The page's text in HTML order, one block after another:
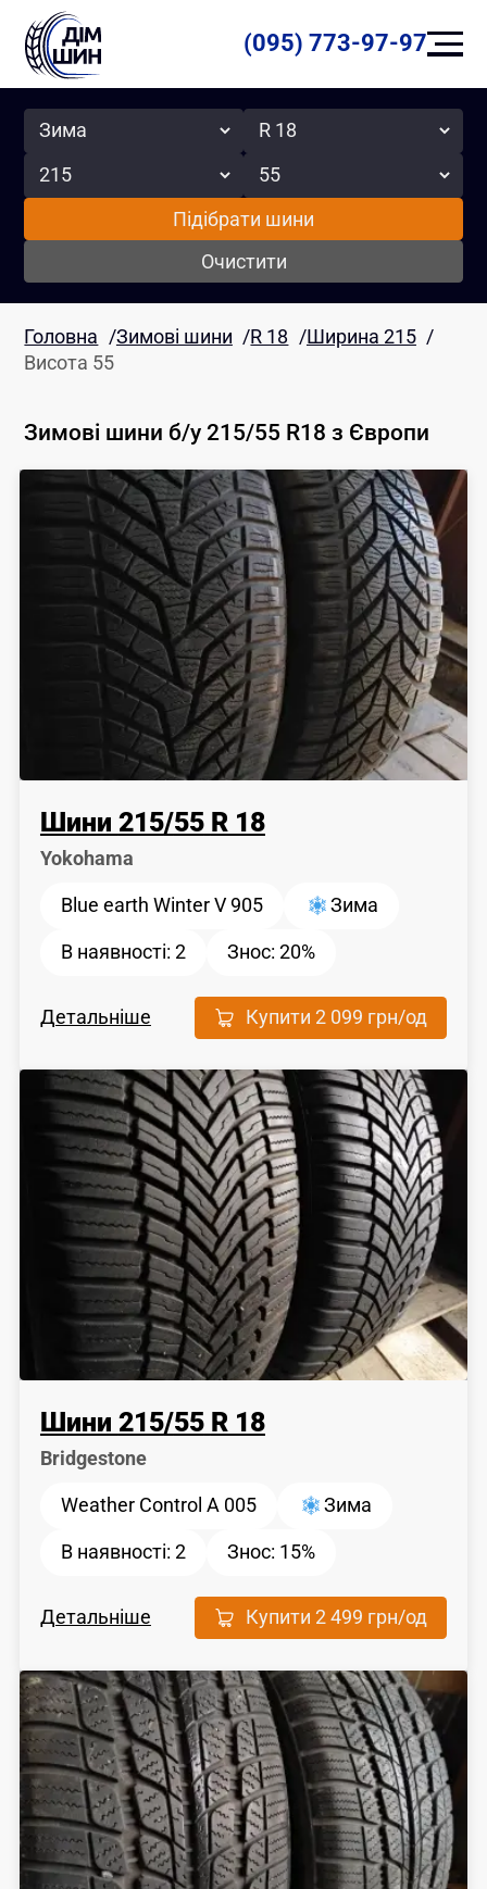
(095) 773-97-97
Сезон Радіус
Ширина Висота
Підібрати шини
Очистити
Головна /Зимові шини /R 18 /Ширина 215 /
Висота 55
Зимові шини б/у 215/55 R18 з Європи
Шини 215/55 R 18
Yokohama
Blue earth Winter V 905 Зима
В наявності: 2 Знос:20%
Детальніше Купити2 099 грн/од
Шини 215/55 R 18
Bridgestone
Weather Control A 005 Зима
В наявності: 2 Знос: 15%
Детальніше Купити2 499 грн/од